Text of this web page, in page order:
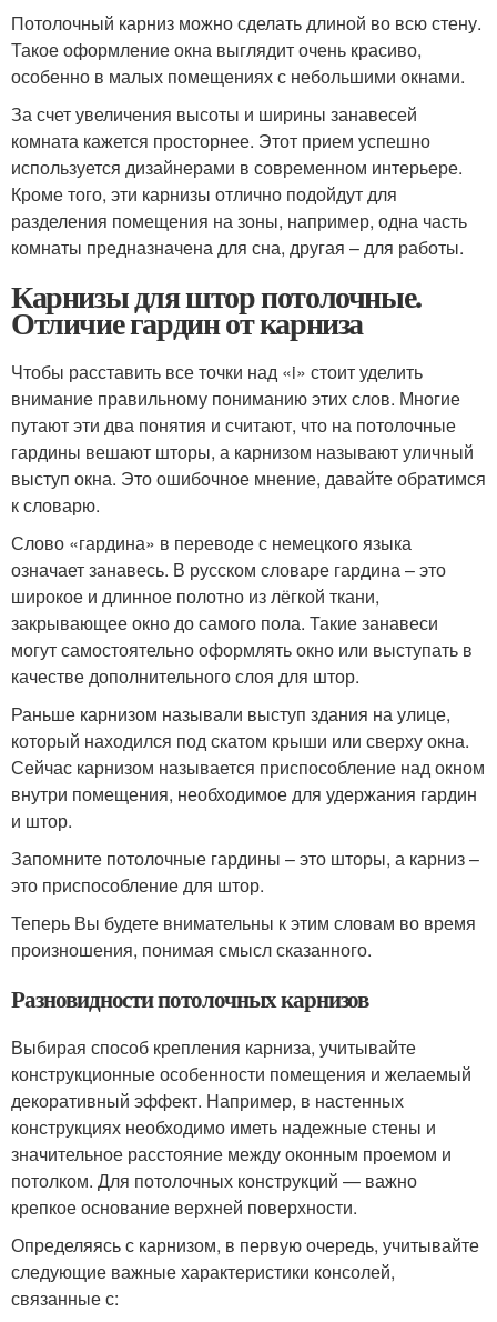
Потолочный карниз можно сделать длиной во всю стену.
Такое оформление окна выглядит очень красиво,
особенно в малых помещениях с небольшими окнами.
За счет увеличения высоты и ширины занавесей
комната кажется просторнее. Этот прием успешно
используется дизайнерами в современном интерьере.
Кроме того, эти карнизы отлично подойдут для
разделения помещения на зоны, например, одна часть
комнаты предназначена для сна, другая – для работы.
Карнизы для штор потолочные.
Отличие гардин от карниза
Чтобы расставить все точки над «i» стоит уделить
внимание правильному пониманию этих слов. Многие
путают эти два понятия и считают, что на потолочные
гардины вешают шторы, а карнизом называют уличный
выступ окна. Это ошибочное мнение, давайте обратимся
к словарю.
Слово «гардина» в переводе с немецкого языка
означает занавесь. В русском словаре гардина – это
широкое и длинное полотно из лёгкой ткани,
закрывающее окно до самого пола. Такие занавеси
могут самостоятельно оформлять окно или выступать в
качестве дополнительного слоя для штор.
Раньше карнизом называли выступ здания на улице,
который находился под скатом крыши или сверху окна.
Сейчас карнизом называется приспособление над окном
внутри помещения, необходимое для удержания гардин
и штор.
Запомните потолочные гардины – это шторы, а карниз –
это приспособление для штор.
Теперь Вы будете внимательны к этим словам во время
произношения, понимая смысл сказанного.
Разновидности потолочных карнизов
Выбирая способ крепления карниза, учитывайте
конструкционные особенности помещения и желаемый
декоративный эффект. Например, в настенных
конструкциях необходимо иметь надежные стены и
значительное расстояние между оконным проемом и
потолком. Для потолочных конструкций — важно
крепкое основание верхней поверхности.
Определяясь с карнизом, в первую очередь, учитывайте
следующие важные характеристики консолей,
связанные с: